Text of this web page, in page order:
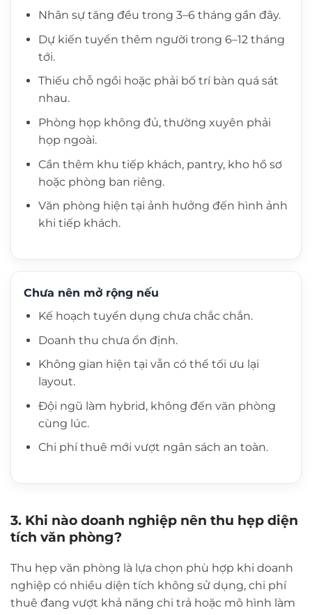
Nhân sự tăng đều trong 3–6 tháng gần đây.
Dự kiến tuyển thêm người trong 6–12 tháng
tới.
Thiếu chỗ ngồi hoặc phải bố trí bàn quá sát
nhau.
Phòng họp không đủ, thường xuyên phải
họp ngoài.
Cần thêm khu tiếp khách, pantry, kho hồ sơ
hoặc phòng ban riêng.
Văn phòng hiện tại ảnh hưởng đến hình ảnh
khi tiếp khách.
Chưa nên mở rộng nếu
Kế hoạch tuyển dụng chưa chắc chắn.
Doanh thu chưa ổn định.
Không gian hiện tại vẫn có thể tối ưu lại
layout.
Đội ngũ làm hybrid, không đến văn phòng
cùng lúc.
Chi phí thuê mới vượt ngân sách an toàn.
3. Khi nào doanh nghiệp nên thu hẹp diện
tích văn phòng?
Thu hẹp văn phòng là lựa chọn phù hợp khi doanh
nghiệp có nhiều diện tích không sử dụng, chi phí
thuê đang vượt khả năng chi trả hoặc mô hình làm